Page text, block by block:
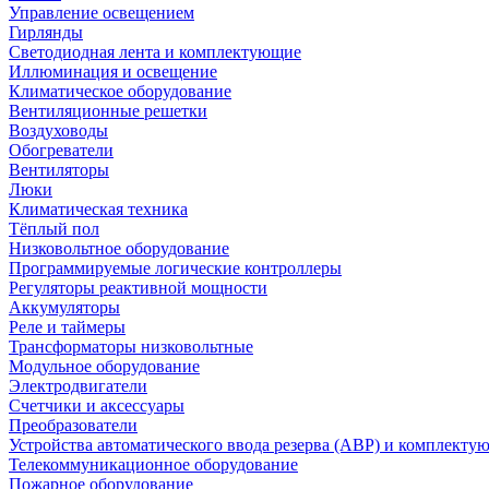
Управление освещением
Гирлянды
Светодиодная лента и комплектующие
Иллюминация и освещение
Климатическое оборудование
Вентиляционные решетки
Воздуховоды
Обогреватели
Вентиляторы
Люки
Климатическая техника
Тёплый пол
Низковольтное оборудование
Программируемые логические контроллеры
Регуляторы реактивной мощности
Аккумуляторы
Реле и таймеры
Трансформаторы низковольтные
Модульное оборудование
Электродвигатели
Счетчики и аксессуары
Преобразователи
Устройства автоматического ввода резерва (АВР) и
Телекоммуникационное оборудование
Пожарное оборудование